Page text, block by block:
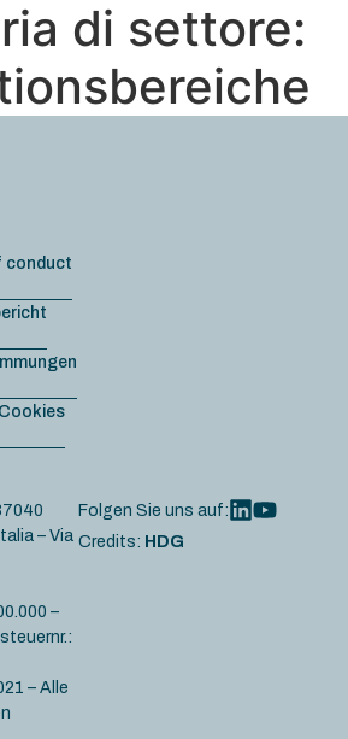
di settore:
conduct
– Via
–
– Alle
Folgen Sie uns auf:
Credits: HDG